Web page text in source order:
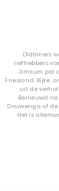
Oldtimers
liefhebbers
Jirnsum pal
Friesland. Rijke,
uit de
Benieuwd
Douwenga of
Het is